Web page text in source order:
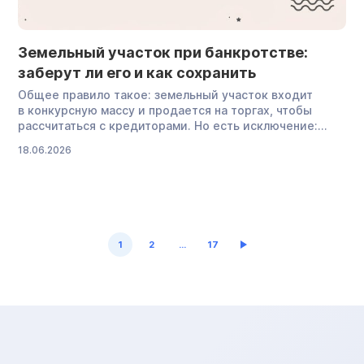
с реальностью.
официально
работать […]
Земельный участок при банкротстве:
заберут ли его и как сохранить
Общее правило такое: земельный участок входит
в конкурсную массу и продается на торгах, чтобы
рассчитаться с кредиторами. Но есть исключение:
единственным для гражданина, закон защищает
18.06.2026
1 2 … 17